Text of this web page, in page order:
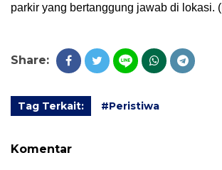
parkir yang bertanggung jawab di lokasi. (
Share:
Tag Terkait: #Peristiwa
Komentar